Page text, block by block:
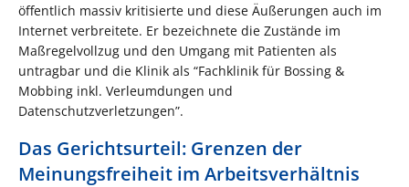
öffentlich massiv kritisierte und diese Äußerungen auch im
Internet verbreitete. Er bezeichnete die Zustände im
Maßregelvollzug und den Umgang mit Patienten als
untragbar und die Klinik als “Fachklinik für Bossing &
Mobbing inkl. Verleumdungen und
Datenschutzverletzungen”.
Das Gerichtsurteil: Grenzen der
Meinungsfreiheit im Arbeitsverhältnis